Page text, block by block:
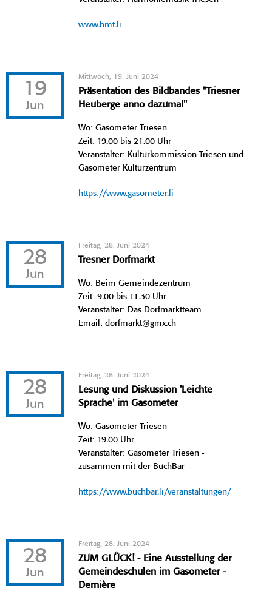
www.hmt.li
19
Jun
Mittwoch, 19. Juni 2024
Präsentation des Bildbandes "Triesner
Heuberge anno dazumal"
Wo: Gasometer Triesen
Zeit: 19.00 bis 21.00 Uhr
Veranstalter: Kulturkommission Triesen und
Gasometer Kulturzentrum
https://www.gasometer.li
28
Jun
Freitag, 28. Juni 2024
Tresner Dorfmarkt
Wo: Beim Gemeindezentrum
Zeit: 9.00 bis 11.30 Uhr
Veranstalter: Das Dorfmarktteam
Email: dorfmarkt@gmx.ch
28
Jun
Freitag, 28. Juni 2024
Lesung und Diskussion 'Leichte
Sprache' im Gasometer
Wo: Gasometer Triesen
Zeit: 19.00 Uhr
Veranstalter: Gasometer Triesen -
zusammen mit der BuchBar
https://www.buchbar.li/veranstaltungen/
28
Jun
Freitag, 28. Juni 2024
ZUM GLÜCK! - Eine Ausstellung der
Gemeindeschulen im Gasometer -
Dernière